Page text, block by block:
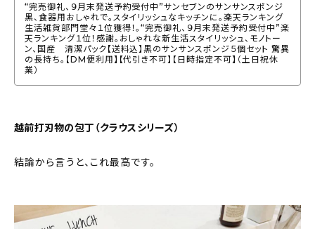
“完売御礼、９月末発送予約受付中”サンセブンのサンサンスポンジ
黒、食器用おしゃれで。スタイリッシュなキッチンに。楽天ランキング
生活雑貨部門堂々１位獲得！。“完売御礼、９月末発送予約受付中”楽
天ランキング１位！感謝。おしゃれな新生活スタイリッシュ、モノトー
ン、国産 清潔パック【送料込】黒のサンサンスポンジ５個セット 驚異
の長持ち。【DM便利用】【代引き不可】【日時指定不可】（土日祝休
業）
越前打刃物の包丁（クラウスシリーズ）
結論から言うと、これ最高です。